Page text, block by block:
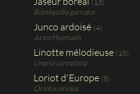
(13)
Bombycilla garrulus
Junco ardoisé (4)
Junco Hyemalis
Linotte mélodieuse (18)
Linaria cannabina
Loriot d'Europe (8)
Oriolus oriolus